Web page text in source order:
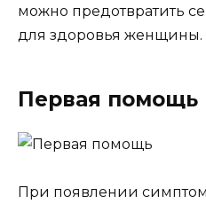
можно предотвратить
для здоровья женщины.
Первая помощь
При появлении